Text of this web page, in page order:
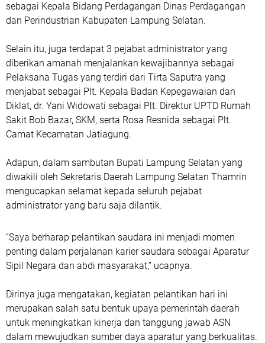
sebagai Kepala Bidang Perdagangan Dinas Perdagangan
dan Perindustrian Kabupaten Lampung Selatan.
Selain itu, juga terdapat 3 pejabat administrator yang
diberikan amanah menjalankan kewajibannya sebagai
Pelaksana Tugas yang terdiri dari Tirta Saputra yang
menjabat sebagai Plt. Kepala Badan Kepegawaian dan
Diklat, dr. Yani Widowati sebagai Plt. Direktur UPTD Rumah
Sakit Bob Bazar, SKM, serta Rosa Resnida sebagai Plt.
Camat Kecamatan Jatiagung.
Adapun, dalam sambutan Bupati Lampung Selatan yang
diwakili oleh Sekretaris Daerah Lampung Selatan Thamrin
mengucapkan selamat kepada seluruh pejabat
administrator yang baru saja dilantik.
“Saya berharap pelantikan saudara ini menjadi momen
penting dalam perjalanan karier saudara sebagai Aparatur
Sipil Negara dan abdi masyarakat,” ucapnya.
Dirinya juga mengatakan, kegiatan pelantikan hari ini
merupakan salah satu bentuk upaya pemerintah daerah
untuk meningkatkan kinerja dan tanggung jawab ASN
dalam mewujudkan sumber daya aparatur yang berkualitas.